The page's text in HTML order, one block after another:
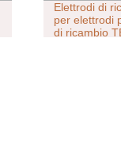
Elettrodi di
per elettrodi
di ricambio